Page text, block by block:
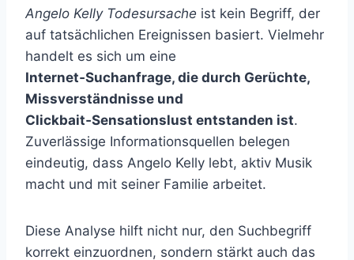
Angelo Kelly Todesursache ist kein Begriff, der
auf tatsächlichen Ereignissen basiert. Vielmehr
handelt es sich um eine
Internet‑Suchanfrage, die durch Gerüchte,
Missverständnisse und
Clickbait‑Sensationslust entstanden ist.
Zuverlässige Informationsquellen belegen
eindeutig, dass Angelo Kelly lebt, aktiv Musik
macht und mit seiner Familie arbeitet.
Diese Analyse hilft nicht nur, den Suchbegriff
korrekt einzuordnen, sondern stärkt auch das